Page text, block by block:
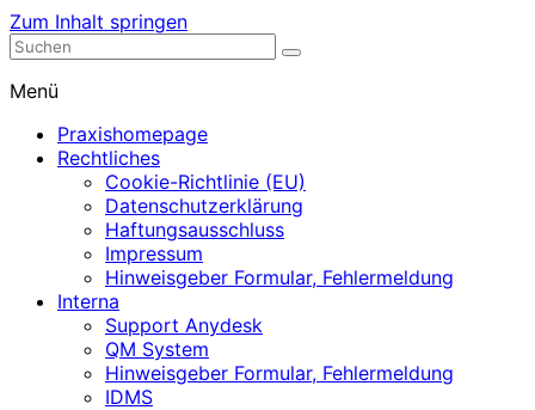
Zum Inhalt springen
Nephrologische Praxis mit Dialyse
Menü
Praxishomepage
Rechtliches
Cookie-Richtlinie (EU)
Datenschutzerklärung
Haftungsausschluss
Impressum
Hinweisgeber Formular, Fehlermeldung
Interna
Support Anydesk
QM System
Hinweisgeber Formular, Fehlermeldung
IDMS